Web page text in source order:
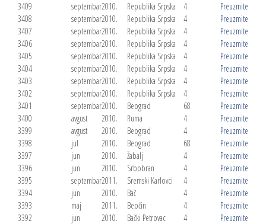
3409
septembar2010. Republika Srpska 4
Preuzmite
3408
septembar2010. Republika Srpska 4
Preuzmite
3407
septembar2010. Republika Srpska 4
Preuzmite
3406
septembar2010. Republika Srpska 4
Preuzmite
3405
septembar2010. Republika Srpska 4
Preuzmite
3404
septembar2010. Republika Srpska 4
Preuzmite
3403
septembar2010. Republika Srpska 4
Preuzmite
3402
septembar2010. Republika Srpska 4
Preuzmite
3401
septembar2010. Beograd 68
Preuzmite
3400
avgust 2010. Ruma 4
Preuzmite
3399
avgust 2010. Beograd 4
Preuzmite
3398
jul 2010. Beograd 68
Preuzmite
3397
jun 2010. Žabalj 4
Preuzmite
3396
jun 2010. Srbobran 4
Preuzmite
3395
septembar2011. Sremski Karlovci 4
Preuzmite
3394
jun 2010. Bač 4
Preuzmite
3393
maj 2011. Beočin 4
Preuzmite
3392
jun 2010. Bački Petrovac 4
Preuzmite